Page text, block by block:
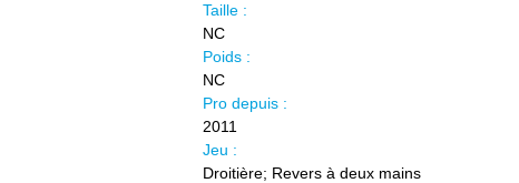
Taille :
NC
Poids :
NC
Pro depuis :
2011
Jeu :
Droitière; Revers à deux mains